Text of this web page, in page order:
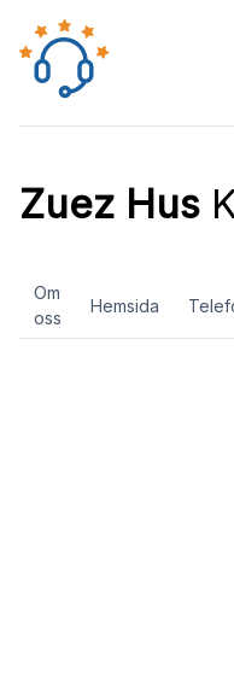
Zuez Hus
Om
oss
Hemsida